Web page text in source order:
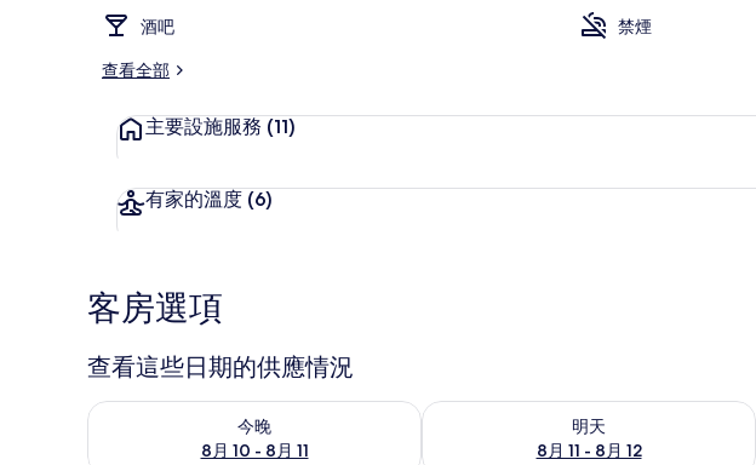
酒吧
禁煙
查看全部
主要設施服務 (11)
有家的溫度 (6)
客房選項
查看這些日期的供應情況
今晚
8月 10 - 8月 11
查看今晚 (8月 10 - 8月 11) 的供應情況
明天
8月 11 - 8月 12
查看明天 (8月 11 - 8月 12) 的供應情況